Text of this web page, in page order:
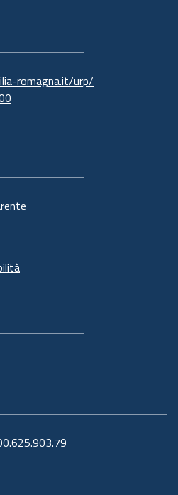
romagna.it/urp/